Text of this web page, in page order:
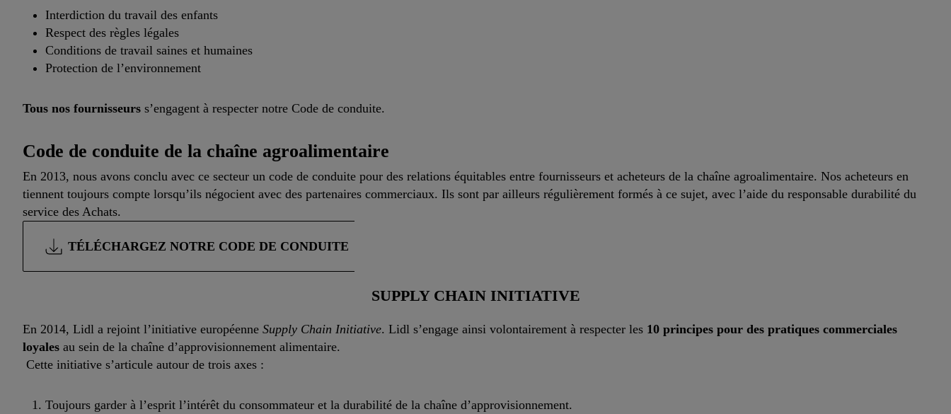
Interdiction du travail des enfants
Respect des règles légales
Conditions de travail saines et humaines
Protection de l’environnement
Tous nos fournisseurs s’engagent à respecter notre Code de conduite.
Code de conduite de la chaîne agroalimentaire
En 2013, nous avons conclu avec ce secteur un code de conduite pour des relations équitables entre fournisseurs et acheteurs de la chaîne agroalimentaire. Nos acheteurs en
tiennent toujours compte lorsqu’ils négocient avec des partenaires commerciaux. Ils sont par ailleurs régulièrement formés à ce sujet, avec l’aide du responsable durabilité du
service des Achats.
TÉLÉCHARGEZ NOTRE CODE DE CONDUITE
SUPPLY CHAIN INITIATIVE
En 2014, Lidl a rejoint l’initiative européenne Supply Chain Initiative. Lidl s’engage ainsi volontairement à respecter les 10 principes pour des pratiques commerciales
loyales au sein de la chaîne d’approvisionnement alimentaire.
Cette initiative s’articule autour de trois axes :
Toujours garder à l’esprit l’intérêt du consommateur et la durabilité de la chaîne d’approvisionnement.